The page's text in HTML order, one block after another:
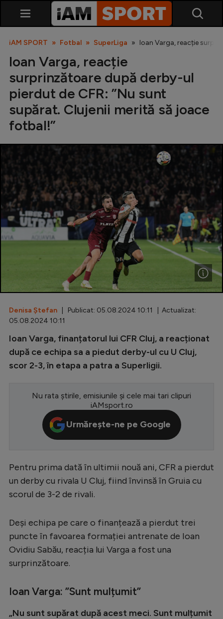
Liga 2
Cupa României
Echipa Națională
U21
Fotbal feminin
Special
Diverse
Inedit
Champions League
Europa League
CM 2026
Premier League
LaLiga
Bundesliga
Ligue 1
Starurile fotbalului
EURO 2024
Clasamente
iAM SPORT Fotbal SuperLiga Ioan Varga, reacție
Ioan Varga, reacție
surprinzătoare după derby-ul
pierdut de CFR: ”Nu sunt
supărat. Clujenii merită să joace
fotbal!”
Denisa Ștefan | Publicat: 05.08.2024 10:11 | Actualizat:
05.08.2024 10:11
Ioan Varga, finanțatorul lui CFR Cluj, a reacționat
după ce echipa sa a piedut derby-ul cu U Cluj,
scor 2-3, în etapa a patra a Superligii.
Nu rata știrile, emisiunile și cele mai tari clipuri
iAMsport.ro
Urmărește-ne pe Google
Pentru prima dată în ultimii nouă ani, CFR a pierdut
un derby cu rivala U Cluj, fiind învinsă în Gruia cu
scorul de 3-2 de rivali.
Deși echipa pe care o finanțează a pierdut trei
puncte în favoarea formației antrenate de Ioan
Ovidiu Sabău, reacția lui Varga a fost una
surprinzătoare.
Ioan Varga: ”Sunt mulțumit”
„Nu sunt supărat după acest meci. Sunt mulțumit